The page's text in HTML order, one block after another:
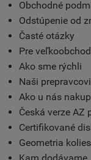
Obchodné
Odstúpenie od
Časté otázky
Pre
Ako sme rýchli
Naši
Ako u nás
Česká verze AZ
Certifikované
Geometria kolies